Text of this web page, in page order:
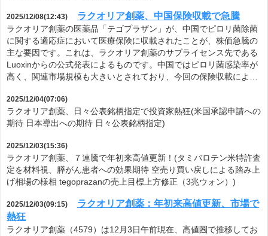
2025/12/08(12:43) ラクオリア創薬、中国保険収載で急騰
ラクオリア創薬の医薬品「テゴプラザン」が、中国でピロリ菌除菌
に関する適応症において医療保険に収載されたことが、株価急騰の
主な要因です。これは、ラクオリア創薬のサブライセンス先である
Luoxinからの公式発表によるものです。中国ではピロリ菌感染率が
高く、関連市場規模も大きいとされており、今回の保険収載によ…
2025/12/04(07:06)
ラクオリア創薬、日々公表銘柄指定で投資家熱狂(米国承認申請への
期待 日本導出への期待 日々公表銘柄指定)
2025/12/03(15:36)
ラクオリア創薬、７連騰で年初来高値更新！(タミバロテン米特許査
定を材料視、膵がん患者への効果期待 空売り買い戻しによる踏み上
げ相場の様相 tegoprazanの売上目標上方修正（3兆ウォン）)
2025/12/03(09:15)
ラクオリア創薬：年初来高値更新、市場で
熱狂
ラクオリア創薬（4579）は12月3日午前現在、高値圏で推移してお